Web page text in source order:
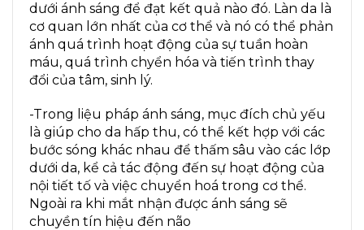
dưới ánh sáng để đạt kết quả nào đó. Làn da là
cơ quan lớn nhất của cơ thể và nó có thể phản
ánh quá trình hoạt động của sự tuần hoàn
máu, quá trình chyển hóa và tiến trình thay
đổi của tâm, sinh lý.
-Trong liệu pháp ánh sáng, mục đích chủ yếu
là giúp cho da hấp thu, có thể kết hợp với các
bước sóng khác nhau để thấm sâu vào các lớp
dưới da, kể cả tác động đến sự hoạt động của
nội tiết tố và việc chuyển hoá trong cơ thể.
Ngoài ra khi mắt nhận được ánh sáng sẽ
chuyền tín hiệu đến não